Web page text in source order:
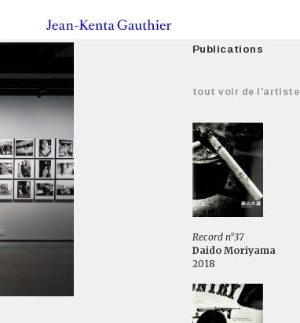
Publications
tout voir de l'artiste
Record n°37
Daido Moriyama
2018